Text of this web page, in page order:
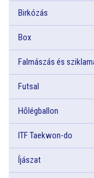
Birkózás
Box
Falmászás és
Futsal
Hőlégballon
ITF Taekwon-do
Íjászat